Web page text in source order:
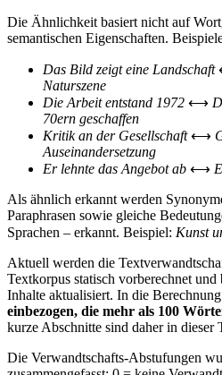
Die Ähnlichkeit basiert nicht auf
semantischen Eigenschaften.
Das Bild zeigt eine Landschaft
Naturszene
Die Arbeit entstand 1972 ⟷
70ern geschaffen
Kritik an der Gesellschaft⟷
Auseinandersetzung
Er lehnte das Angebot ab ⟷
Als ähnlich erkannt werden
Paraphrasen sowie gleiche
Sprachen – erkannt. Beispiel: Kunst
Aktuell werden die
Textkorpus statisch vorberechnet
Inhalte aktualisiert. In die
einbezogen, die mehr als 100
kurze Abschnitte sind daher in dieser
Die Verwandtschafts-Abstufungen